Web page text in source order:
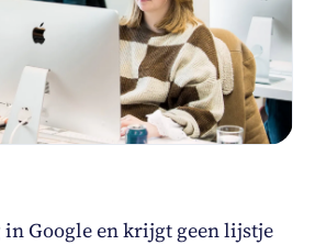
in Google en krijgt geen lijstje